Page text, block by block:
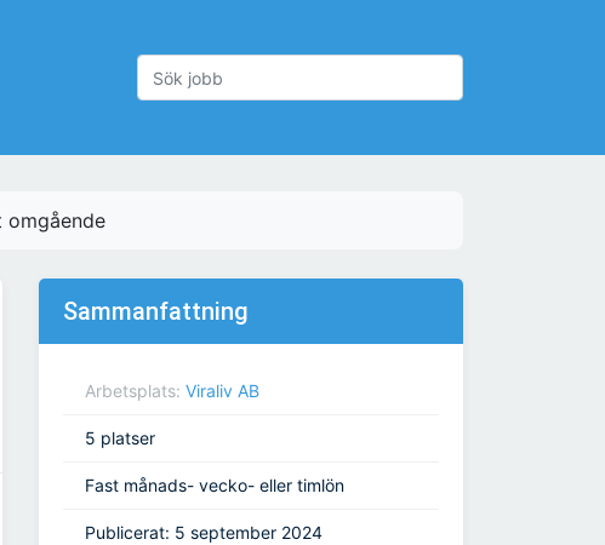
Sammanfattning
Arbetsplats: Viraliv AB
5 platser
Fast månads- vecko- eller timlön
Publicerat: 5 september 2024